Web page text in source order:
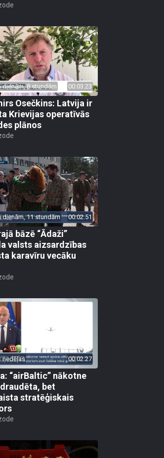
dienām, 8 stundām 00:03:23
Osečkins: Latvija ir
Krievijas operatīvās
plānos
dienām, 11 stundām 00:02:51
bāzē “Ādaži”
valsts aizsardzības
karavīru vecāku
nedēļas 00:02:27
“airBaltic” nākotne
bet
stratēģiskais